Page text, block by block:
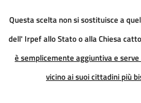
Questa scelta non si sostituisce a
dell' Irpef allo Stato o alla Chiesa
è semplicemente aggiuntiva e
vicino ai suoi cittadini più